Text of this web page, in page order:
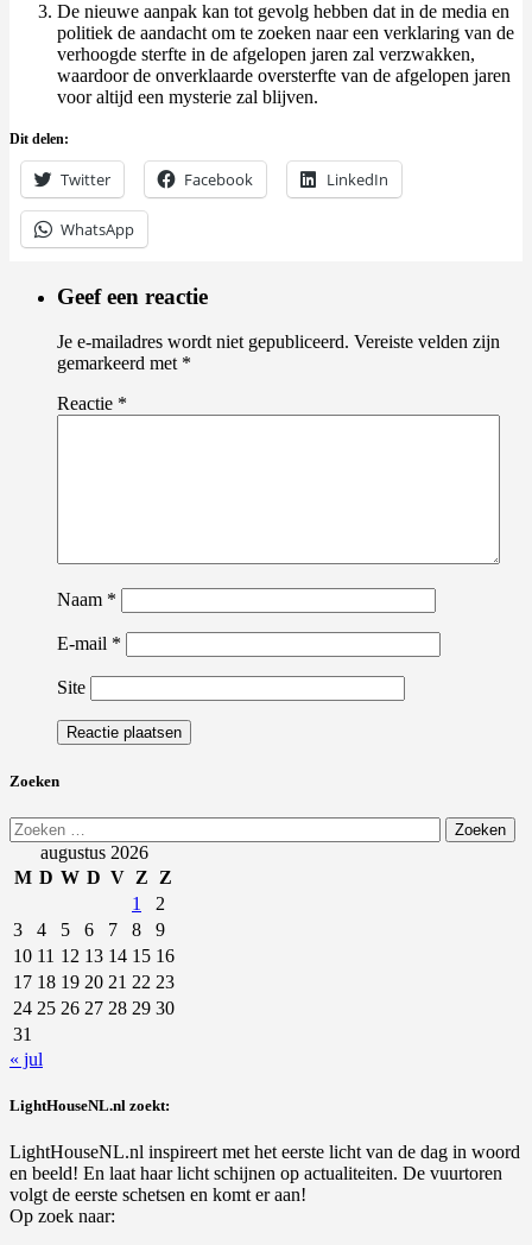
De nieuwe aanpak kan tot gevolg hebben dat in de media en
politiek de aandacht om te zoeken naar een verklaring van de
verhoogde sterfte in de afgelopen jaren zal verzwakken,
waardoor de onverklaarde oversterfte van de afgelopen jaren
voor altijd een mysterie zal blijven.
Dit delen:
Twitter Facebook LinkedIn
WhatsApp
Geef een reactie
Je e-mailadres wordt niet gepubliceerd. Vereiste velden zijn
gemarkeerd met *
Reactie *
Naam *
E-mail *
Site
Zoeken
Zoeken
naar:augustus 2026
M D W D V Z
Z
1
2
3
4 5 6 7 8
9
10 11 12 13 14 15 16
17 18 19 20 21 22 23
24 25 26 27 28 29 30
31
« jul
LightHouseNL.nl zoekt:
LightHouseNL.nl inspireert met het eerste licht van de dag in woord
en beeld! En laat haar licht schijnen op actualiteiten. De vuurtoren
volgt de eerste schetsen en komt er aan!
Op zoek naar: